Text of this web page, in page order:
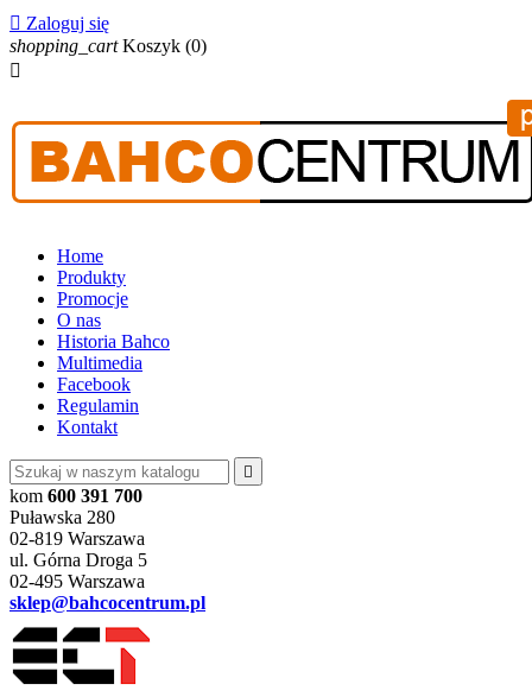
 Zaloguj się
shopping_cart Koszyk (0)

Home
Produkty
Promocje
O nas
Historia Bahco
Multimedia
Facebook
Regulamin
Kontakt

kom 600 391 700
Puławska 280
02-819 Warszawa
ul. Górna Droga 5
02-495 Warszawa
sklep@bahcocentrum.pl